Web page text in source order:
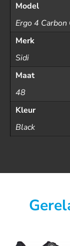
Model
Ergo 4
Merk
Sidi
Maat
48
Kleur
Black